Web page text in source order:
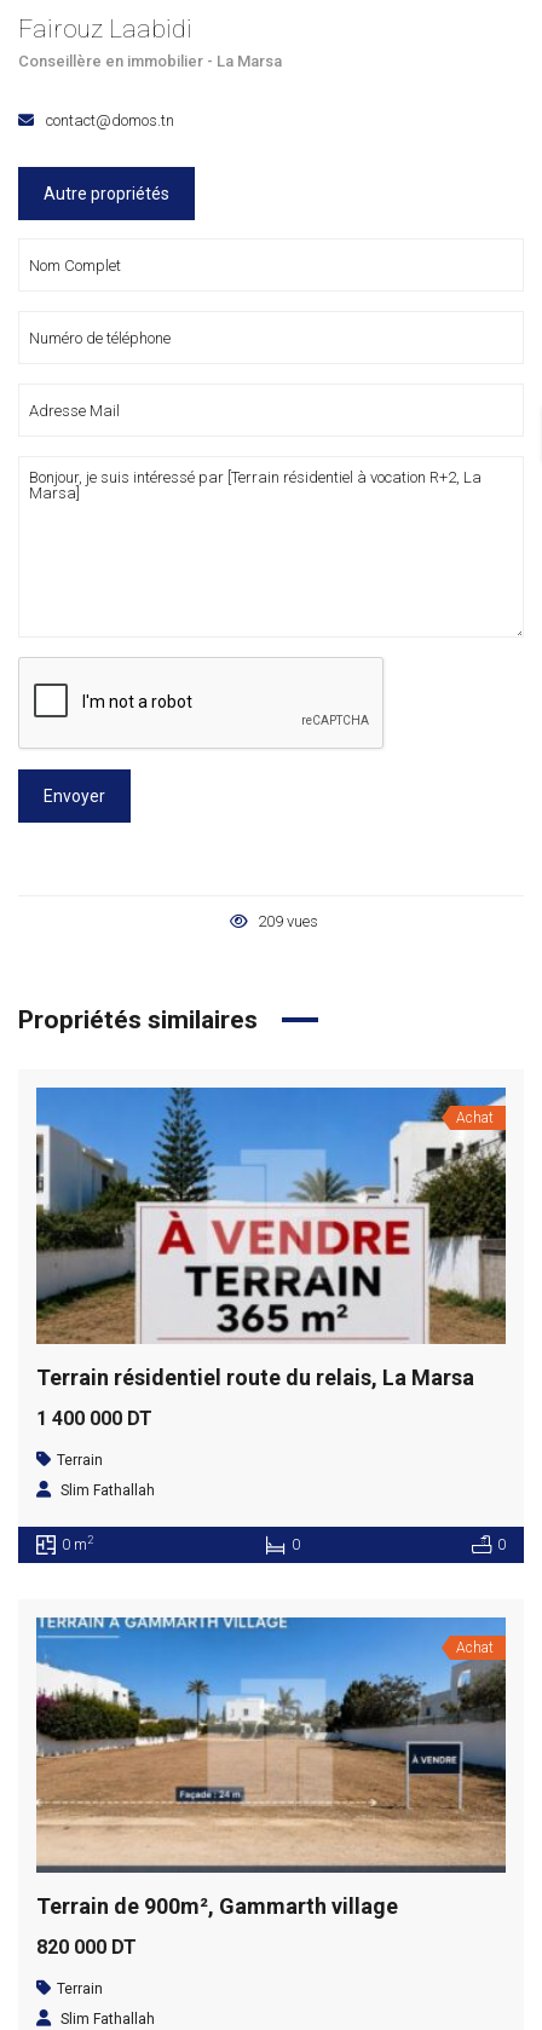
Fairouz Laabidi
Conseillère en immobilier - La Marsa
contact@domos.tn
Autre propriétés
Envoyer
209 vues
Propriétés similaires
Achat
Terrain résidentiel route du relais, La Marsa
1 400 000 DT
Terrain
Slim Fathallah
0 m2 0 0
Achat
Terrain de 900m², Gammarth village
820 000 DT
Terrain
Slim Fathallah